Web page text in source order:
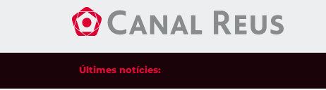
Últimes notícies: